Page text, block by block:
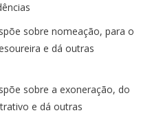
sobre nomeação, para o
e dá outras
sobre a exoneração, do
e dá outras